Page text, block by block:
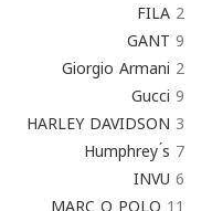
FILA 2
GANT 9
Giorgio Armani 2
Gucci 9
HARLEY DAVIDSON 3
Humphrey ́s 7
INVU 6